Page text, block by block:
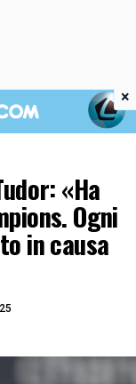
«Ha
Ogni
in causa
×